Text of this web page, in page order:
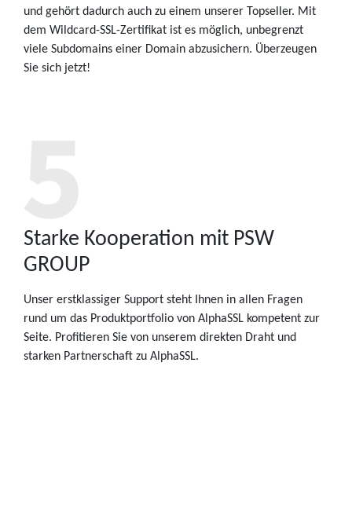
und gehört dadurch auch zu einem unserer Topseller. Mit
dem Wildcard-SSL-Zertifikat ist es möglich, unbegrenzt
viele Subdomains einer Domain abzusichern. Überzeugen
Sie sich jetzt!
Starke Kooperation mit PSW
GROUP
Unser erstklassiger Support steht Ihnen in allen Fragen
rund um das Produktportfolio von AlphaSSL kompetent zur
Seite. Profitieren Sie von unserem direkten Draht und
starken Partnerschaft zu AlphaSSL.